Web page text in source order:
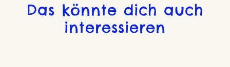
Das könnte dich auch
interessieren